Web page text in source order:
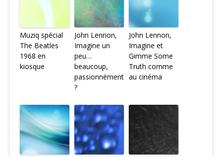
Muziq spécial
The Beatles
1968 en
kiosque
John Lennon,
Imagine un
peu…
beaucoup,
passionnément
?
John Lennon,
Imagine et
Gimme Some
Truth comme
au cinéma